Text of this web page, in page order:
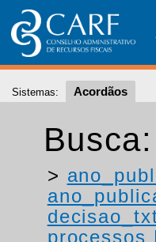
Sistemas: Acordãos
Busca:
>